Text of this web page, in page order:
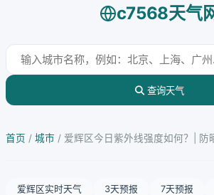
c7568天气
查询天气
首页 / 城市 / 爱辉区今日紫外线强度如何？| 防
爱辉区实时天气 3天预报 7天预报